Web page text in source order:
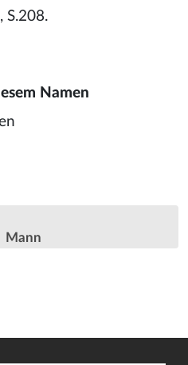
S.208.
Namen
Mann